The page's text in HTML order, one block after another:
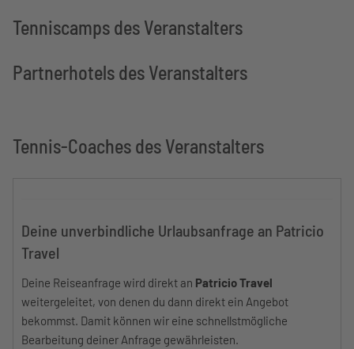
Tenniscamps des Veranstalters
Partnerhotels des Veranstalters
Tennis-Coaches des Veranstalters
Deine unverbindliche Urlaubsanfrage an Patricio
Travel
Deine Reiseanfrage wird direkt an Patricio Travel
weitergeleitet, von denen du dann direkt ein Angebot
bekommst. Damit können wir eine schnellstmögliche
Bearbeitung deiner Anfrage gewährleisten.